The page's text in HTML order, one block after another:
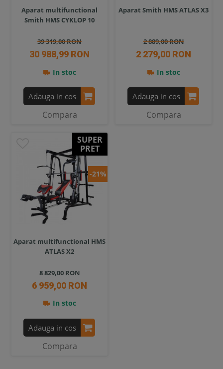
Aparat multifunctional
Smith HMS CYKLOP 10
39 319,00 RON
30 988,99 RON
In stoc
Adauga in cos
Compara
Aparat Smith HMS ATLAS X3
2 889,00 RON
2 279,00 RON
In stoc
Adauga in cos
Compara
SUPER
PRET
-21%
Aparat multifunctional HMS
ATLAS X2
8 829,00 RON
6 959,00 RON
In stoc
Adauga in cos
Compara